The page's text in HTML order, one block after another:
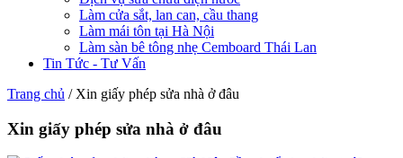
Làm cửa sắt, lan can, cầu thang
Làm mái tôn tại Hà Nội
Làm sàn bê tông nhẹ Cemboard Thái Lan
Tin Tức - Tư Vấn
Trang chủ / Xin giấy phép sửa nhà ở đâu
Xin giấy phép sửa nhà ở đâu